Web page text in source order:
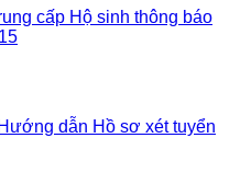
cấp Hộ sinh thông báo
Hướng dẫn Hồ sơ xét tuyển